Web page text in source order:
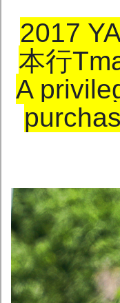
2017
本行
A